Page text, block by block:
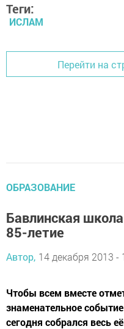
Теги:
ИСЛАМ
Перейти на
ОБРАЗОВАНИЕ
Бавлинская
85-летие
Автор, 14 декабря 2013 -
Чтобы всем вместе
знаменательное
сегодня собрался весь